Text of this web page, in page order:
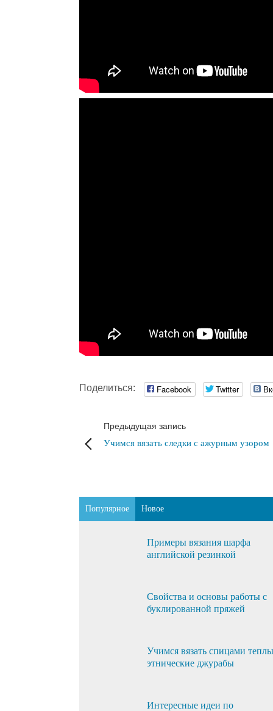
Поделиться: Facebook Twitter
Предыдущая запись
Учимся вязать следки с ажурным узором
Популярное Новое
Примеры вязания шарфа
английской резинкой
Свойства и основы работы с
буклированной пряжей
Учимся вязать спицами
этнические джурабы
Интересные идеи по